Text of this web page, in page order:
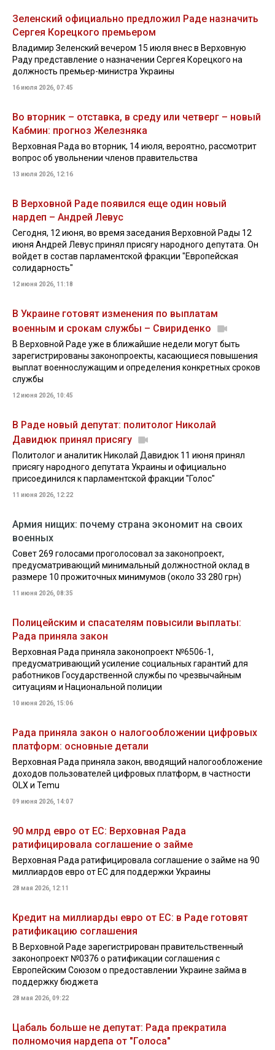
Зеленский официально предложил Раде назначить
Сергея Корецкого премьером
Владимир Зеленский вечером 15 июля внес в Верховную
Раду представление о назначении Сергея Корецкого на
должность премьер-министра Украины
16 июля 2026, 07:45
Во вторник – отставка, в среду или четверг – новый
Кабмин: прогноз Железняка
Верховная Рада во вторник, 14 июля, вероятно, рассмотрит
вопрос об увольнении членов правительства
13 июля 2026, 12:16
В Верховной Раде появился еще один новый
нардеп – Андрей Левус
Сегодня, 12 июня, во время заседания Верховной Рады 12
июня Андрей Левус принял присягу народного депутата. Он
войдет в состав парламентской фракции "Европейская
солидарность"
12 июня 2026, 11:18
В Украине готовят изменения по выплатам
военным и срокам службы – Свириденко
В Верховной Раде уже в ближайшие недели могут быть
зарегистрированы законопроекты, касающиеся повышения
выплат военнослужащим и определения конкретных сроков
службы
12 июня 2026, 10:45
В Раде новый депутат: политолог Николай
Давидюк принял присягу
Политолог и аналитик Николай Давидюк 11 июня принял
присягу народного депутата Украины и официально
присоединился к парламентской фракции "Голос"
11 июня 2026, 12:22
Армия нищих: почему страна экономит на своих
военных
Совет 269 голосами проголосовал за законопроект,
предусматривающий минимальный должностной оклад в
размере 10 прожиточных минимумов (около 33 280 грн)
11 июня 2026, 08:35
Полицейским и спасателям повысили выплаты:
Рада приняла закон
Верховная Рада приняла законопроект №6506-1,
предусматривающий усиление социальных гарантий для
работников Государственной службы по чрезвычайным
ситуациям и Национальной полиции
10 июня 2026, 15:06
Рада приняла закон о налогообложении цифровых
платформ: основные детали
Верховная Рада приняла закон, вводящий налогообложение
доходов пользователей цифровых платформ, в частности
OLX и Temu
09 июня 2026, 14:07
90 млрд евро от ЕС: Верховная Рада
ратифицировала соглашение о займе
Верховная Рада ратифицировала соглашение о займе на 90
миллиардов евро от ЕС для поддержки Украины
28 мая 2026, 12:11
Кредит на миллиарды евро от ЕС: в Раде готовят
ратификацию соглашения
В Верховной Раде зарегистрирован правительственный
законопроект №0376 о ратификации соглашения с
Европейским Союзом о предоставлении Украине займа в
поддержку бюджета
28 мая 2026, 09:22
Цабаль больше не депутат: Рада прекратила
полномочия нардепа от "Голоса"